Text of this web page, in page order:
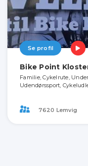
Se profil
Bike Point
Familie, Cykelrute,
Udendørssport,
7620 Lemvig